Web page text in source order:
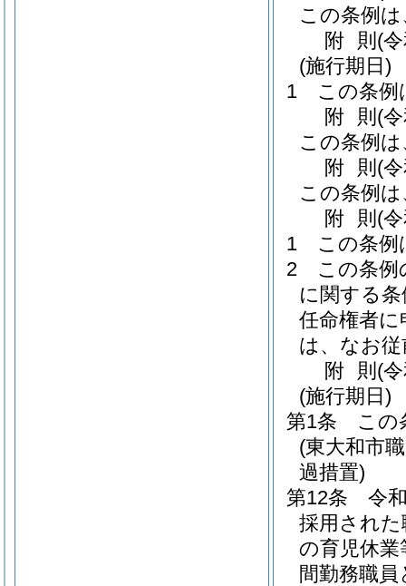
この条例
附 則 (
(施行期日)
1
この条例
附 則 (
この条例
附 則 (
この条例
附 則 (
1
この条例
2
この条例
に関する
任命権者
は、なお
附 則 (
(施行期日)
第1条
この
(東大和市
過措置)
第12条
令
採用され
の育児休
間勤務職